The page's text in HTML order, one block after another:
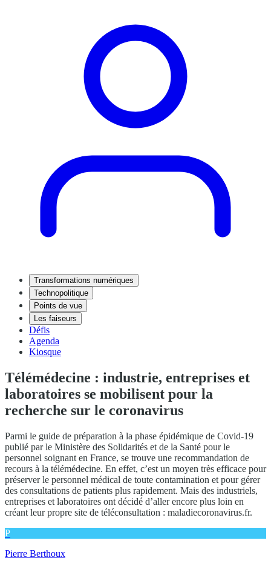
Transformations numériques
Technopolitique
Points de vue
Les faiseurs
Défis
Agenda
Kiosque
Télémédecine : industrie, entreprises et
laboratoires se mobilisent pour la
recherche sur le coronavirus
Parmi le guide de préparation à la phase épidémique de Covid-19
publié par le Ministère des Solidarités et de la Santé pour le
personnel soignant en France, se trouve une recommandation de
recours à la télémédecine. En effet, c’est un moyen très efficace pour
préserver le personnel médical de toute contamination et pour gérer
des consultations de patients plus rapidement. Mais des industriels,
entreprises et laboratoires ont décidé d’aller encore plus loin en
créant leur propre site de téléconsultation : maladiecoronavirus.fr.
P
Pierre Berthoux